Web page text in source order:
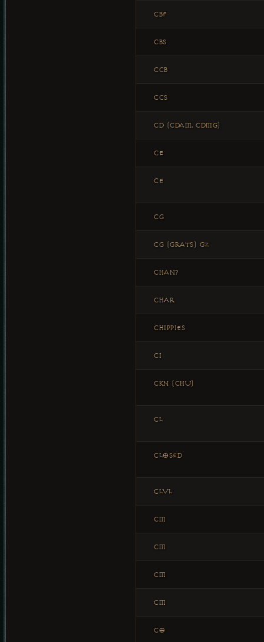
CBF
CBS
CCB
CCS
CD (CDAM, CDMG)
CE
CE
CG
CG (GRATS) GZ
CHAN?
CHAR
CHIPPIES
CI
CKN (CHU)
CL
CLOSED
CLVL
CM
CM
CM
CM
CO